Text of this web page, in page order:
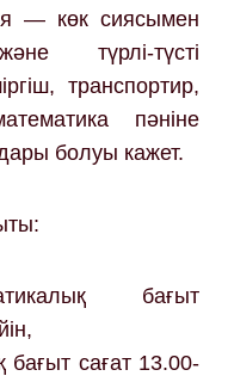
— көк сиясымен
түрлі-түсті
транспортир,
пәніне
болуы кажет.
бағыт
бағыт сағат 13.00-